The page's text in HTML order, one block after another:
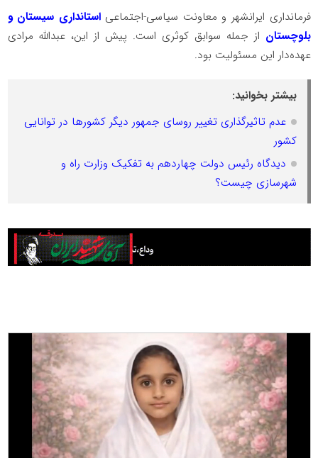
فرمانداری ایرانشهر و معاونت سیاسی-اجتماعیاستانداری سیستان و
بلوچستان از جمله سوابق کوثری است. پیش از این، عبدالله مرادی
عهده‌دار این مسئولیت بود.
بیشتر بخوانید:
عدم تاثیرگذاری تغییر روسای جمهور دیگر کشورها در توانایی
کشور
دیدگاه رئیس دولت چهاردهم به تفکیک وزارت راه و
شهرسازی چیست؟